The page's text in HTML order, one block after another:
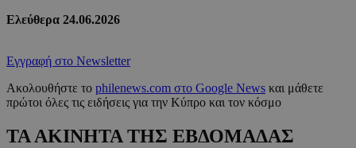
Ελεύθερα 24.06.2026
Εγγραφή στο Newsletter
Ακολουθήστε το philenews.com στο Google News και μάθετε
πρώτοι όλες τις ειδήσεις για την Κύπρο και τον κόσμο
ΤΑ ΑΚΙΝΗΤΑ ΤΗΣ ΕΒΔΟΜΑΔΑΣ